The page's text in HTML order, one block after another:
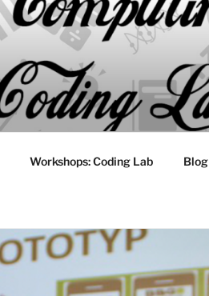
Workshops: Coding Lab Blog